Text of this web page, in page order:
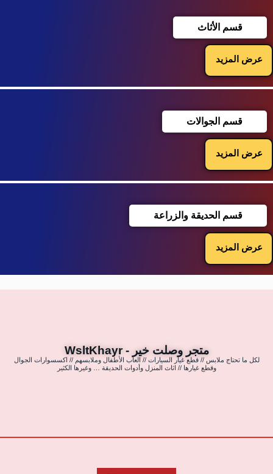
قسم الأثاث
عرض المزيد
قسم الجوالات
عرض المزيد
قسم الحديقة والزراعة
عرض المزيد
متجر وصلت خير - WsltKhayr
لكل ما تحتاج ملابس // قطع غيار السيارات // العاب الأطفال وملابسهم // اكسسوارات الجوال
وقطع غيارها // اثاث المنزل وأدوات الحديقة … وغيرها الكثير